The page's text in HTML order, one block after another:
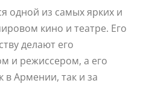
одной из самых ярких и
кино и театре. Его
делают его
и режиссером, а его
в Армении, так и за